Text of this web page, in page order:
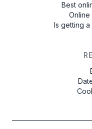
Best
Is getting